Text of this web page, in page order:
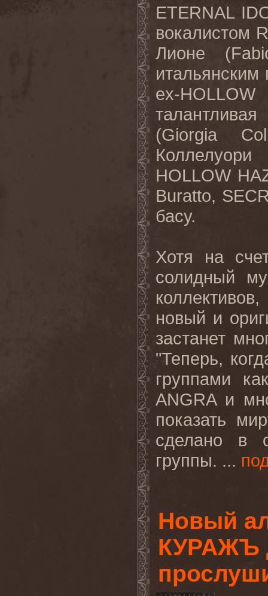
ETERNAL
вокалистом
Лионе (
ex-HOLLOW
(Giorgia
Коллелуори
HOLLOW
Buratto,
басу.
Хотя на
солидный
новый и
застанет
"Теперь,
группами
ANGRA и
показать
сделано в
группы. ...
Новый
КУРАЖЪ